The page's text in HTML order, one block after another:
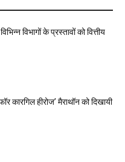
विभागों के प्रस्तावों को वित्तीय
कारगिल हीरोज’ मैराथॉन को दिखायी